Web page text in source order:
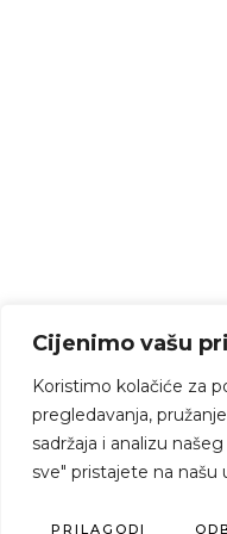
Cijenimo vašu
Koristimo kolačiće za
pregledavanja,
sadržaja i analizu
sve" pristajete na našu
PRILAGODI